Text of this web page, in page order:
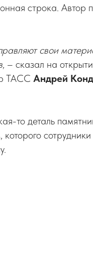
строка. Автор
свои
, – сказал на
ТАСС Андрей
то деталь
сотрудники